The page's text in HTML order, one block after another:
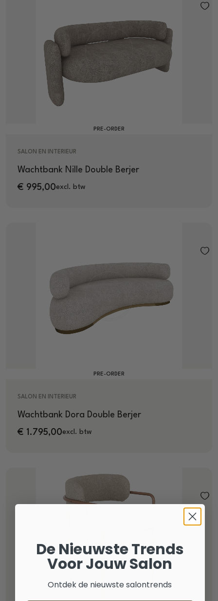
PRE-ORDER
SALON EN INTERIEUR
Wachtbank Nille Double Berjer
€ 995,00excl. btw
PRE-ORDER
SALON EN INTERIEUR
Wachtbank Dora Double Berjer
€ 1.795,00excl. btw
De Nieuwste Trends
Voor Jouw Salon
Ontdek de nieuwste salontrends